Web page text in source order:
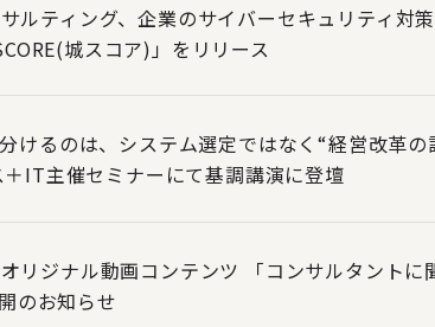
ルティング、企業のサイバーセキュリティ対
城スコア)」をリリース
分けるのは、システム選定ではなく“経営改革
IT主催セミナーにて基調講演に登壇
リジナル動画コンテンツ 「コンサルタントに
のお知らせ